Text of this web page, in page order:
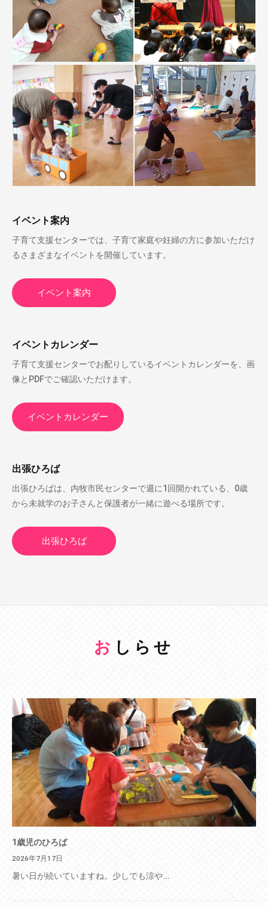
イベント案内
子育て支援センターでは、子育て家庭や妊婦の方に参加いただけ
るさまざまなイベントを開催しています。
イベント案内
イベントカレンダー
子育て支援センターでお配りしているイベントカレンダーを、画
像とPDFでご確認いただけます。
イベントカレンダー
出張ひろば
出張ひろばは、内牧市民センターで週に1回開かれている、0歳
から未就学のお子さんと保護者が一緒に遊べる場所です。
出張ひろば
おしらせ
1歳児のひろば
2026年7月17日
暑い日が続いていますね。少しでも涼や...